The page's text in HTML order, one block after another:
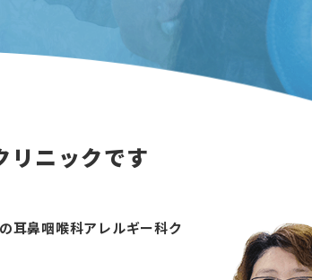
リニックです
耳鼻咽喉科アレルギー科ク